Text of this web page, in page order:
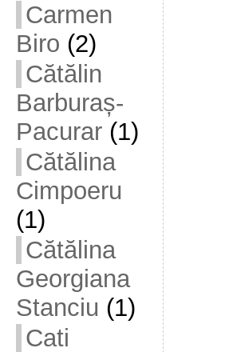
Carmen
Biro (2)
Cătălin
Barburaș-
Pacurar(1)
Cătălina
Cimpoeru
(1)
Cătălina
Georgiana
Stanciu (1)
Cati